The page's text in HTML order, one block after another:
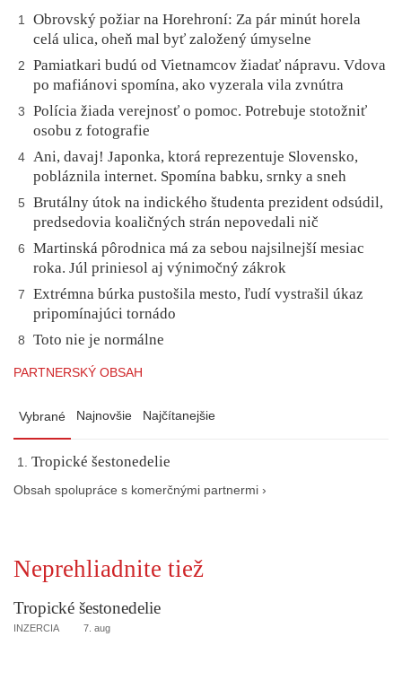
1
Obrovský požiar na Horehroní: Za pár minút horela
celá ulica, oheň mal byť založený úmyselne
2
Pamiatkari budú od Vietnamcov žiadať nápravu. Vdova
po mafiánovi spomína, ako vyzerala vila zvnútra
3
Polícia žiada verejnosť o pomoc. Potrebuje stotožniť
osobu z fotografie
4 Ani, davaj! Japonka, ktorá reprezentuje Slovensko,
pobláznila internet. Spomína babku, srnky a sneh
5
Brutálny útok na indického študenta prezident odsúdil,
predsedovia koaličných strán nepovedali nič
6
Martinská pôrodnica má za sebou najsilnejší mesiac
roka. Júl priniesol aj výnimočný zákrok
7
Extrémna búrka pustošila mesto, ľudí vystrašil úkaz
pripomínajúci tornádo
8 Toto nie je normálne
PARTNERSKÝ OBSAH
Vybrané Najnovšie Najčítanejšie
Tropické šestonedelie
Obsah spolupráce s komerčnými partnermi ›
Neprehliadnite tiež
Tropické šestonedelie
INZERCIA 7. aug